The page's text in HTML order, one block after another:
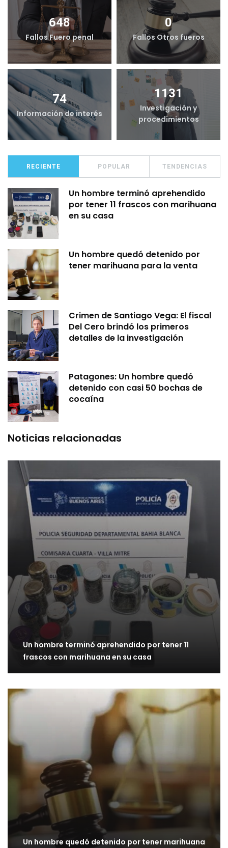
648
Fallos Fuero penal
0
Fallos Otros fueros
74
Información de interés
1131
Investigación y
procedimientos
RECIENTE POPULAR TENDENCIAS
Un hombre terminó aprehendido
por tener 11 frascos con marihuana
en su casa
Un hombre quedó detenido por
tener marihuana para la venta
Crimen de Santiago Vega: El fiscal
Del Cero brindó los primeros
detalles de la investigación
Patagones: Un hombre quedó
detenido con casi 50 bochas de
cocaína
Noticias relacionadas
Un hombre terminó aprehendido por tener 11
frascos con marihuana en su casa
Un hombre quedó detenido por tener marihuana